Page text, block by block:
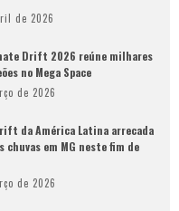
de 2026
Drift 2026 reúne milhares
no Mega Space
de 2026
da América Latina arrecada
chuvas em MG neste fim de
de 2026